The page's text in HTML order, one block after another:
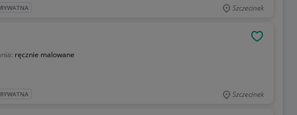
Szczecinek
ręcznie malowane
Szczecinek